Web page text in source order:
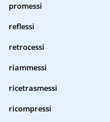
promessi
reflessi
retrocessi
riammessi
ricetrasmessi
ricompressi